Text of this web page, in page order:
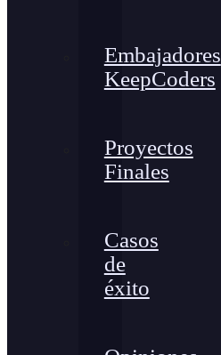
Embajadores
KeepCoders
Proyectos
Finales
Casos
de
éxito